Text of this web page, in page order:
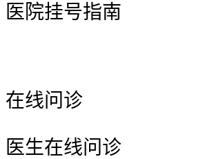
医院挂号指南
在线问诊
医生在线问诊